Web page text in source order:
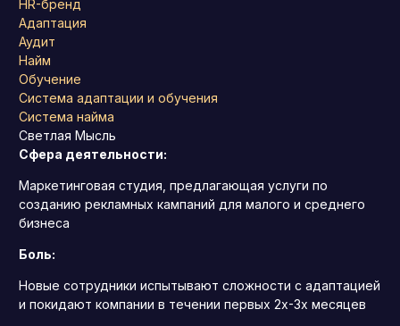
HR-бренд
Адаптация
Аудит
Найм
Обучение
Система адаптации и обучения
Система найма
Светлая Мысль
Сфера деятельности:
Маркетинговая студия, предлагающая услуги по
созданию рекламных кампаний для малого и среднего
бизнеса
Боль:
Новые сотрудники испытывают сложности с адаптацией
и покидают компании в течении первых 2х-3х месяцев